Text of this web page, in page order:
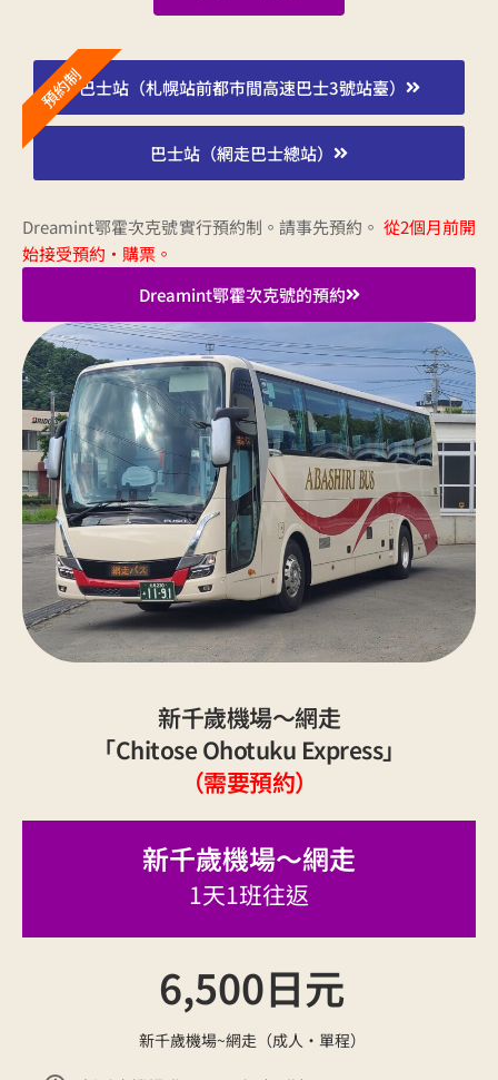
預約制巴士站（札幌站前都市間高速巴士3號站臺）
巴士站（網走巴士總站）
Dreamint鄂霍次克號實行預約制。請事先預約。 從2個月前開
始接受預約・購票。
Dreamint鄂霍次克號的預約
新千歲機場～網走
「Chitose Ohotuku Express」
（需要預約）
新千歲機場～網走
1天1班往返
6,500日元
新千歲機場~網走（成人・單程）